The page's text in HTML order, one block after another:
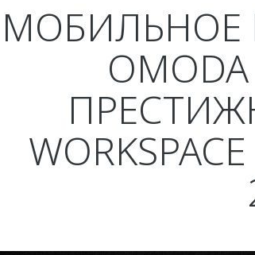
МОБИЛЬНОЕ